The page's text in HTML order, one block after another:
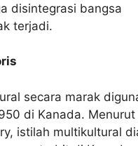
disintegrasi bangsa
terjadi.
secara marak
di Kanada.
istilah multikultural